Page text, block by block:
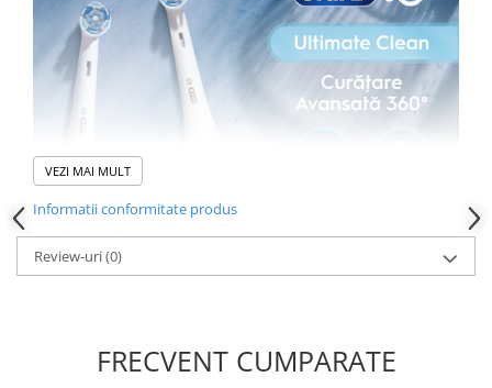
VEZI MAI MULT
Informatii conformitate produs
Review-uri(0)
FRECVENT CUMPARATE